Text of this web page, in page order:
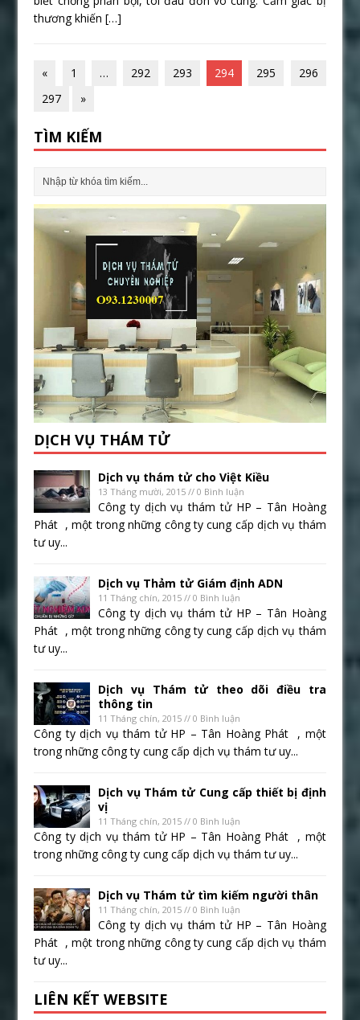
thương khiến[…]
« 1 … 292 293 294 295
296
297
»
TÌM KIẾM
DỊCH VỤ THÁM TỬ
Dịch vụ thám tử cho Việt Kiều
13 Tháng mười, 2015 // 0 Bình luận
Công ty dịch vụ thám tử HP – Tân Hoàng
Phát , một trong những công ty cung cấp dịch vụ thám
tư uy...
Dịch vụ Thảm tử Giám định ADN
11 Tháng chín, 2015 // 0 Bình luận
Công ty dịch vụ thám tử HP – Tân Hoàng
Phát , một trong những công ty cung cấp dịch vụ thám
tư uy...
Dịch vụ Thám tử theo dõi điều tra
thông tin
11 Tháng chín, 2015 // 0 Bình luận
Công ty dịch vụ thám tử HP – Tân Hoàng Phát , một
trong những công ty cung cấp dịch vụ thám tư uy...
Dịch vụ Thám tử Cung cấp thiết bị định
vị
11 Tháng chín, 2015 // 0 Bình luận
Công ty dịch vụ thám tử HP – Tân Hoàng Phát , một
trong những công ty cung cấp dịch vụ thám tư uy...
Dịch vụ Thám tử tìm kiếm người thân
11 Tháng chín, 2015 // 0 Bình luận
Công ty dịch vụ thám tử HP – Tân Hoàng
Phát , một trong những công ty cung cấp dịch vụ thám
tư uy...
LIÊN KẾT WEBSITE